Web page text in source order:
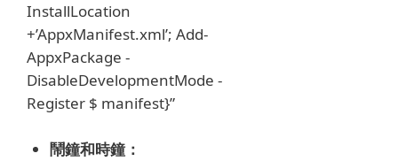
InstallLocation
+’AppxManifest.xml’; Add-
AppxPackage -
DisableDevelopmentMode -
Register $ manifest}”
鬧鐘和時鐘：